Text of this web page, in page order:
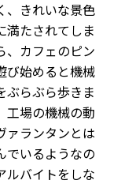
、きれいな景色
満たされてしま
、カフェのピン
び始めると機械
ぶらぶら歩きま
工場の機械の動
ァランタンとは
でいるようなの
ルバイトをしな